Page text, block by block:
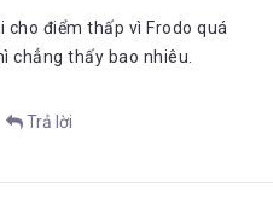
cho điểm thấp vì Frodo quá
chẳng thấy bao nhiêu.
Trả lời